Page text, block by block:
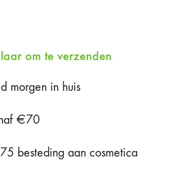
om te verzenden
morgen in huis
€70
besteding aan cosmetica